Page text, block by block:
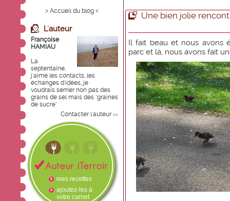
> Accueil du blog <
L'auteur
Françoise
HAMIAU
La
septentaine,
j'aime les contacts, les
échanges d'idées, je
voudrais semer non pas des
grains de sel mais des "graines
de sucre"
Contacter l'auteur >>
mes recettes
ajoutez-les à
votre carnet
Une bien jolie
Il fait beau et nous avons
parc et là, nous avons fait